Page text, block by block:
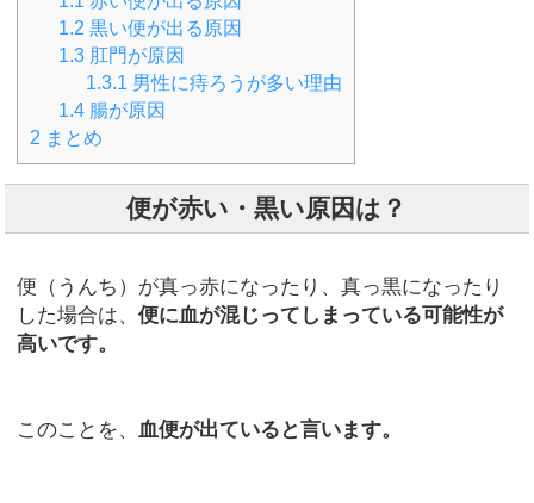
1.2 黒い便が出る原因
1.3肛門が原因
1.3.1 男性に痔ろうが多い理由
1.4腸が原因
2 まとめ
便が赤い・黒い原因は？
便（うんち）が真っ赤になったり、真っ黒になったり
した場合は、便に血が混じってしまっている可能性が
高いです。
このことを、 血便が出ていると言います。